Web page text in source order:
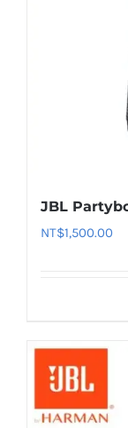
JBL
NT$1,500.00